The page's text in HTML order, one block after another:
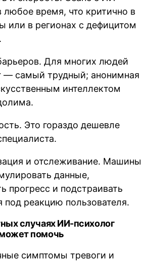
любое время, что критично в
или в регионах с дефицитом
Для многих людей
— самый трудный; анонимная
интеллектом
Это гораздо дешевле
и отслеживание. Машины
данные,
прогресс и подстраивать
под реакцию пользователя.
случаях ИИ-психолог
помочь
симптомы тревоги и